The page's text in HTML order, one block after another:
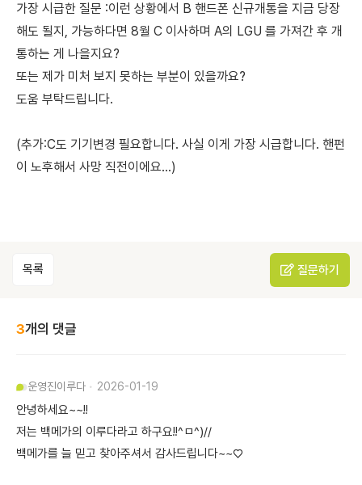
가장 시급한 질문 :이런 상황에서 B 핸드폰 신규개통을 지금 당장
해도 될지, 가능하다면 8월 C 이사하며 A의 LGU 를 가져간 후 개
통하는 게 나을지요?
또는 제가 미처 보지 못하는 부분이 있을까요?
도움 부탁드립니다.
(추가:C도 기기변경 필요합니다. 사실 이게 가장 시급합니다. 핸펀
이 노후해서 사망 직전이에요...)
목록 질문하기
3개의 댓글
운영진이루다 2026-01-19
안녕하세요~~!!
저는 백메가의 이루다라고 하구요!!^ㅁ^)//
백메가를 늘 믿고 찾아주셔서 감사드립니다~~♡